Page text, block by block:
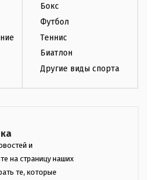
Бокс
Футбол
Теннис
Биатлон
Другие виды спорта
и
на страницу наших
те, которые